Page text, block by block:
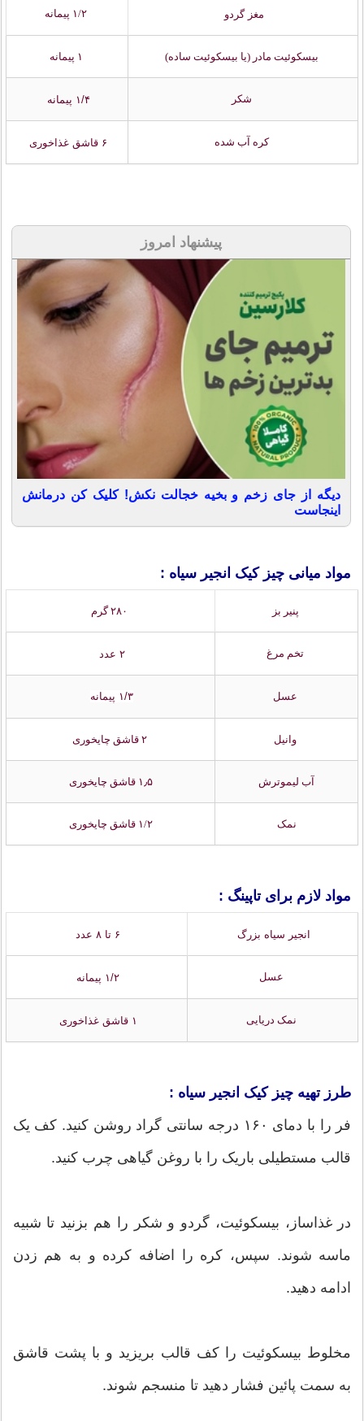
مغز گردو
بیسکوئیت مادر (یا بیسکوئیت ساده)
شکر ۱/۴ پیمانه
کره آب شده ۶ قاشق غذاخوری
پیشنهاد امروز
دیگه از جای زخم و بخیه خجالت نکش! کلیک کن درمانش
اینجاست
مواد میانی چیز کیک انجیر سیاه :
پنیر بز
تخم مرغ ۲ عدد
عسل ۱/۳ پیمانه
وانیل ۲ قاشق چایخوری
آب لیموترش ۱٫۵ قاشق چایخوری
نمک ۱/۲ قاشق چایخوری
مواد لازم برای تاپینگ :
انجیر سیاه بزرگ ۶ تا ۸ عدد
عسل ۱/۲ پیمانه
نمک دریایی ۱ قاشق غذاخوری
طرز تهیه چیز کیک انجیر سیاه :
فر را با دمای ۱۶۰ درجه سانتی گراد روشن کنید. کف یک
قالب مستطیلی باریک را با روغن گیاهی چرب کنید.
در غذاساز، بیسکوئیت، گردو و شکر را هم بزنید تا شبیه
ماسه شوند. سپس، کره را اضافه کرده و به هم زدن
ادامه دهید.
مخلوط بیسکوئیت را کف قالب بریزید و با پشت قاشق
به سمت پائین فشار دهید تا منسجم شوند.